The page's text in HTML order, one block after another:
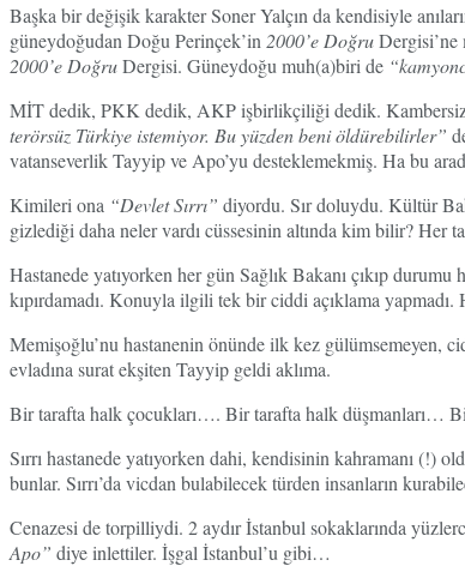
Başka bir değişik karakter Soner Yalçın da kendisiyle
güneydoğudan Doğu Perinçek’in 2000’e DoğruDergisi’ne
2000’e DoğruDergisi. Güneydoğu muh(a)biri de
MİT dedik, PKK dedik, AKP işbirlikçiliği dedik. Kambersiz
terörsüz Türkiye istemiyor. Bu yüzden beni öldürebilirler”
vatanseverlik Tayyip ve Apo’yu desteklemekmiş. Ha bu
Kimileri ona “Devlet Sırrı” diyordu. Sır doluydu. Kültür
gizlediği daha neler vardı cüssesinin altında kim bilir? Her
Hastanede yatıyorken her gün Sağlık Bakanı çıkıp
kıpırdamadı. Konuyla ilgili tek bir ciddi açıklama yapmadı.
Memişoğlu’nu hastanenin önünde ilk kez
evladına surat ekşiten Tayyip geldi aklıma.
Bir tarafta halk çocukları…. Bir tarafta halk düşmanları…
Sırrı hastanede yatıyorken dahi, kendisinin kahramanı (!)
bunlar. Sırrı’da vicdan bulabilecek türden insanların
Cenazesi de torpilliydi. 2 aydır İstanbul sokaklarında
Apo” diye inlettiler. İşgal İstanbul’u gibi…